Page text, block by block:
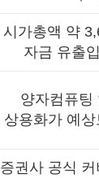
시가총액 약
자금 유출
양자컴퓨팅
상용화가 예
증권사 공식